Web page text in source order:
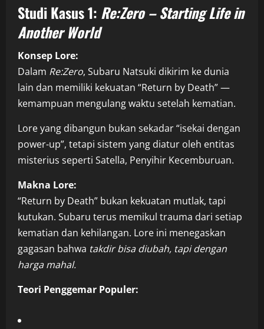
Studi Kasus 1: Re:Zero – Starting Life in
Another World
Konsep Lore:
Dalam Re:Zero, Subaru Natsuki dikirim ke dunia
lain dan memiliki kekuatan “Return by Death” —
kemampuan mengulang waktu setelah kematian.
Lore yang dibangun bukan sekadar “isekai dengan
power-up”, tetapi sistem yang diatur oleh entitas
misterius seperti Satella, Penyihir Kecemburuan.
Makna Lore:
“Return by Death” bukan kekuatan mutlak, tapi
kutukan. Subaru terus memikul trauma dari setiap
kematian dan kehilangan. Lore ini menegaskan
gagasan bahwa takdir bisa diubah, tapi dengan
harga mahal.
Teori Penggemar Populer: